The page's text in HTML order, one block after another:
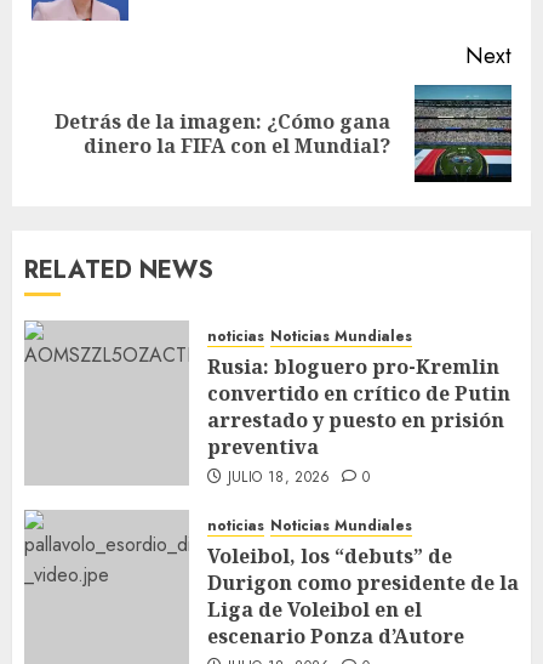
Next
Detrás de la imagen: ¿Cómo gana
dinero la FIFA con el Mundial?
RELATED NEWS
noticias Noticias Mundiales
Rusia: bloguero pro-Kremlin
convertido en crítico de Putin
arrestado y puesto en prisión
preventiva
JULIO 18, 2026 0
noticias Noticias Mundiales
Voleibol, los “debuts” de
Durigon como presidente de la
Liga de Voleibol en el
escenario Ponza d’Autore